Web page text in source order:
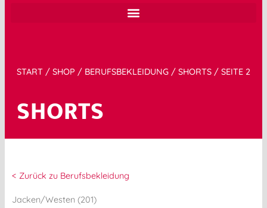
START / SHOP / BERUFSBEKLEIDUNG / SHORTS / SEITE 2
SHORTS
< Zurück zu Berufsbekleidung
Jacken/Westen (201)